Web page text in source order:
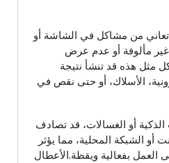
تعاني من مشاكل في الشاشة أو
مألوفة أو عدم عرض
مثل هذه قد تنشأ نتيجة
الأسلاك، أو حتى نقص في
أو الغسالات، قد تصادف
أو الشبكة المحلية، مما يؤثر
العمل بفعالية ويقظة.الأعطال